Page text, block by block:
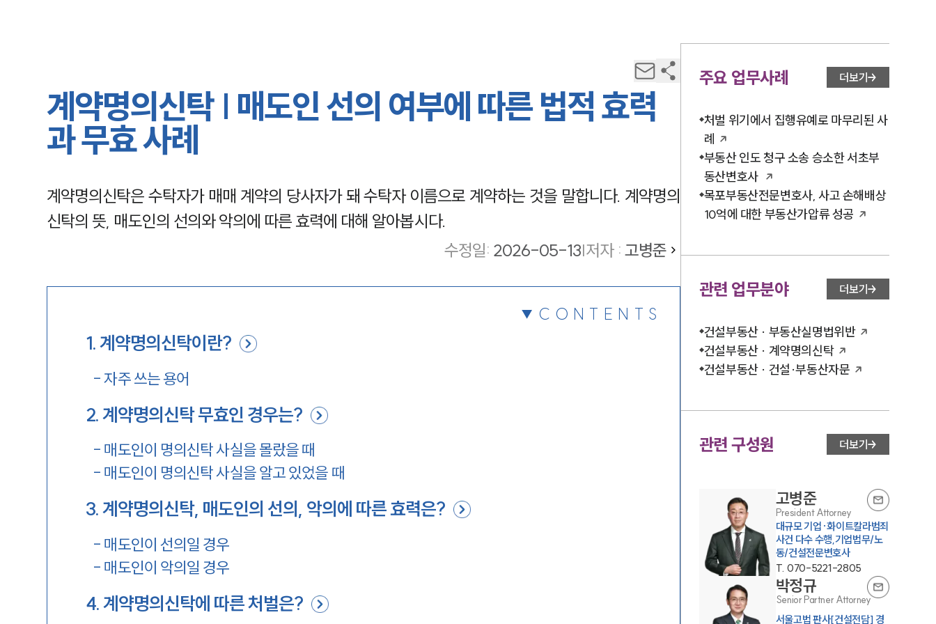
계약명의신탁 | 매도인 선의 여부에 따른 법적 효력
과 무효 사례
계약명의신탁은 수탁자가 매매 계약의 당사자가 돼 수탁자 이름으로 계약하는 것을 말합니다. 계약명의
신탁의 뜻, 매도인의 선의와 악의에 따른 효력에 대해 알아봅시다.
수정일: 2026-05-13|저자 : 고병준
CONTENTS
1.계약명의신탁이란?
-자주 쓰는 용어
2.계약명의신탁 무효인 경우는?
- 매도인이 명의신탁 사실을 몰랐을 때
- 매도인이 명의신탁 사실을 알고 있었을 때
3.계약명의신탁, 매도인의 선의, 악의에 따른 효력은?
- 매도인이 선의일 경우
- 매도인이 악의일 경우
4.계약명의신탁에 따른 처벌은?
주요 업무사례 더보기
처벌 위기에서 집행유예로 마무리된 사
례
부동산 인도 청구 소송 승소한 서초부
동산변호사
목포부동산전문변호사, 사고 손해배상
10억에 대한 부동산가압류 성공
관련 업무분야 더보기
건설부동산 · 부동산실명법위반
건설부동산 · 계약명의신탁
건설부동산 · 건설·부동산자문
관련 구성원 더보기
고병준
President Attorney
대규모 기업·화이트칼라범죄
사건 다수 수행,기업법무/노
동/건설전문변호사
T. 070-5221-2805
박정규
Senior Partner Attorney
서울고법 판사[건설전담] 경